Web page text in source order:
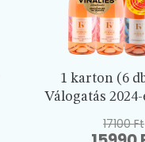
1 karton (6
Válogatás
17100Ft